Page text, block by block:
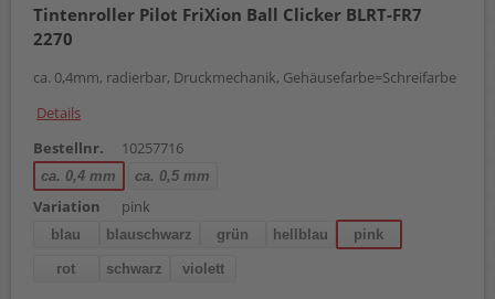
Tintenroller Pilot FriXion Ball Clicker BLRT-FR7
2270
ca. 0,4mm, radierbar, Druckmechanik, Gehäusefarbe=Schreifarbe
Details
Bestellnr.
10257716
ca. 0,4 mm ca. 0,5 mm
Variation pink
blau blauschwarz grün hellblau pink
rot schwarz violett